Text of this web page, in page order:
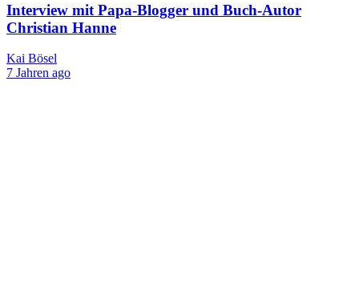
Interview mit Papa-Blogger und Buch-Autor
Christian Hanne
Kai Bösel
7 Jahren ago